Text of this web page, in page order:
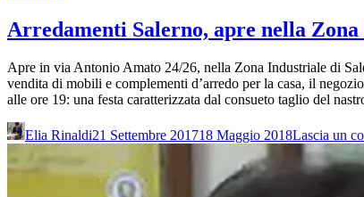
Arredamenti Salerno, apre nella
Apre in via Antonio Amato 24/26, nella Zona Industriale di
vendita di mobili e complementi d’arredo per la casa, il
alle ore 19: una festa caratterizzata dal consueto taglio del
Elia Rinaldi21 Settembre 201718 Maggio 2018Lascia un